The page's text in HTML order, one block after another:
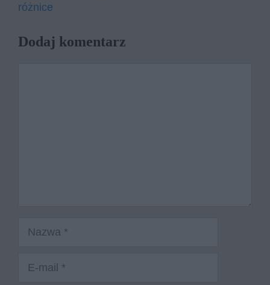
różnice
Dodaj komentarz